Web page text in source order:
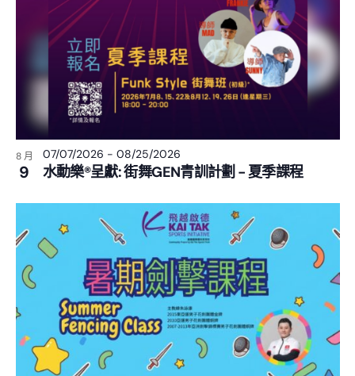
8 月
9
07/07/2026 - 08/25/2026
水動樂®呈獻: 街舞GEN青訓計劃 - 夏季課程